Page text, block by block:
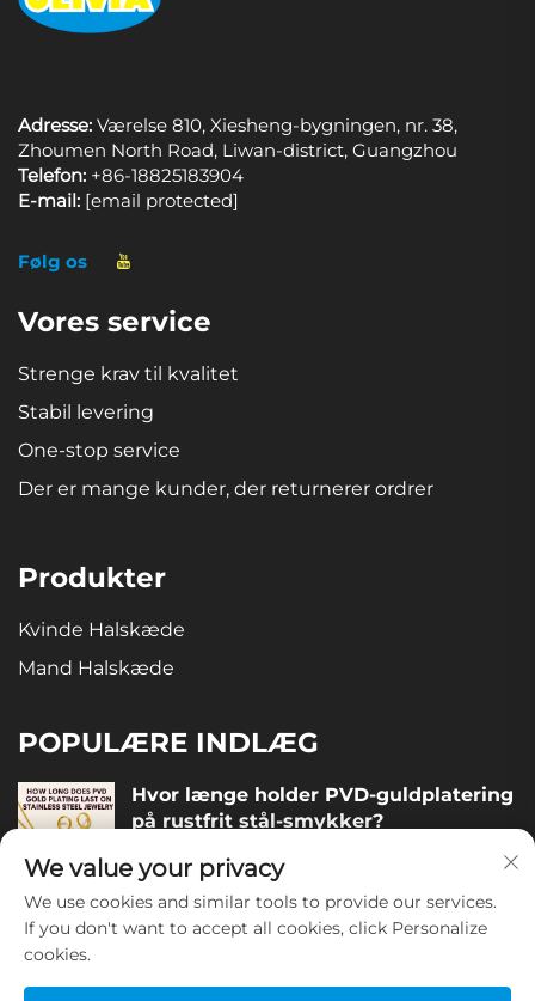
Adresse: Værelse 810, Xiesheng-bygningen, nr. 38,
Zhoumen North Road, Liwan-district, Guangzhou
Telefon: +86-18825183904
E-mail: [email protected]
Følg os
Vores service
Strenge krav til kvalitet
Stabil levering
One-stop service
Der er mange kunder, der returnerer ordrer
Produkter
Kvinde Halskæde
Mand Halskæde
POPULÆRE INDLÆG
Hvor længe holder PVD-guldplatering
på rustfrit stål-smykker?
December 05, 2025
Hvordan vurderer man kvaliteten af
December 04, 2025
We value your privacy
We use cookies and similar tools to provide our services.
If you don't want to accept all cookies, click Personalize
cookies.